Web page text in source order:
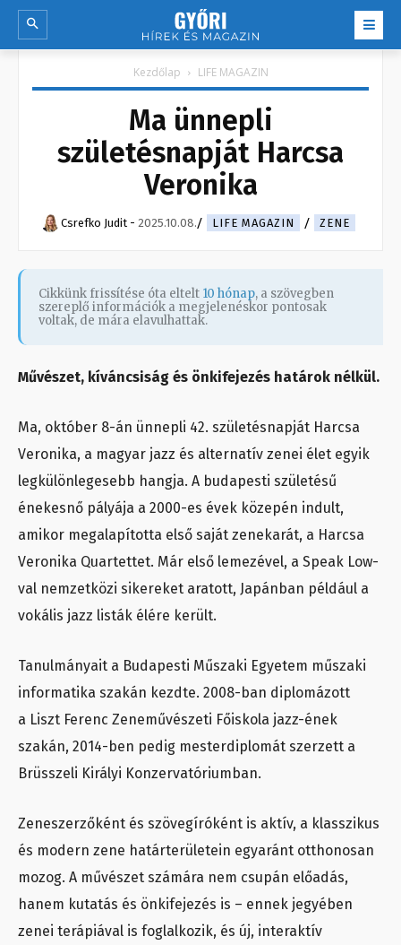
Kezdőlap LIFE MAGAZIN
Ma ünnepli
születésnapját Harcsa
Veronika
Csrefko Judit - 2025.10.08. LIFE MAGAZIN ZENE
Cikkünk frissítése óta eltelt 10 hónap, a szövegben
szereplő információk a megjelenéskor pontosak
voltak, de mára elavulhattak.
Művészet, kíváncsiság és önkifejezés határok nélkül.
Ma, október 8-án ünnepli 42. születésnapját Harcsa
Veronika, a magyar jazz és alternatív zenei élet egyik
legkülönlegesebb hangja. A budapesti születésű
énekesnő pályája a 2000-es évek közepén indult,
amikor megalapította első saját zenekarát, a Harcsa
Veronika Quartettet. Már első lemezével, a Speak Low-
val nemzetközi sikereket aratott, Japánban például a
vokális jazz listák élére került.
Tanulmányait a Budapesti Műszaki Egyetem műszaki
informatika szakán kezdte. 2008-ban diplomázott
a Liszt Ferenc Zeneművészeti Főiskola jazz-ének
szakán, 2014-ben pedig mesterdiplomát szerzett a
Brüsszeli Királyi Konzervatóriumban.
Zeneszerzőként és szövegíróként is aktív, a klasszikus
és modern zene határterületein egyaránt otthonosan
mozog. A művészet számára nem csupán előadás,
hanem kutatás és önkifejezés is – ennek jegyében
zenei terápiával is foglalkozik, és új, interaktív